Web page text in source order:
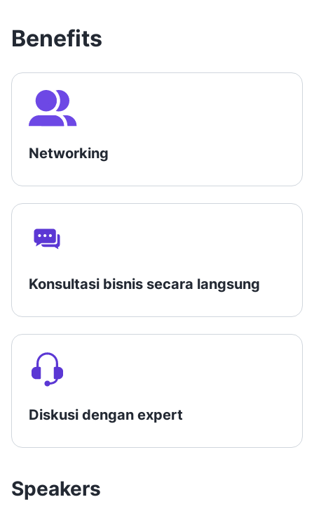
Benefits
Networking
Konsultasi bisnis secara langsung
Diskusi dengan expert
Speakers